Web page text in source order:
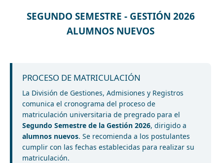
SEGUNDO SEMESTRE - GESTIÓN 2026
ALUMNOS NUEVOS
PROCESO DE MATRICULACIÓN
La División de Gestiones, Admisiones y Registros
comunica el cronograma del proceso de
matriculación universitaria de pregrado para el
Segundo Semestre de la Gestión 2026, dirigido a
alumnos nuevos. Se recomienda a los postulantes
cumplir con las fechas establecidas para realizar su
matriculación.